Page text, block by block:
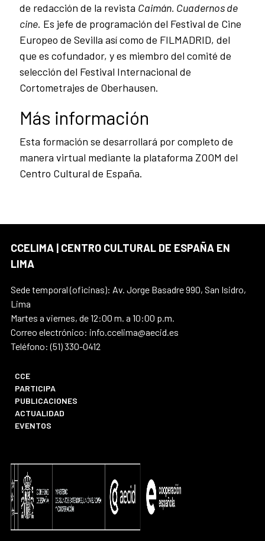
de redacción de la revista Caimán. Cuadernos de
cine. Es jefe de programación del Festival de Cine
Europeo de Sevilla así como de FILMADRID, del
que es cofundador, y es miembro del comité de
selección del Festival Internacional de
Cortometrajes de Oberhausen.
Más información
Esta formación se desarrollará por completo de
manera virtual mediante la plataforma ZOOM del
Centro Cultural de España.
CCELIMA | CENTRO CULTURAL DE ESPAÑA EN
LIMA
Sede temporal (oficinas): Av. Jorge Basadre 990, San Isidro,
Lima
Martes a viernes, de 12:00 m. a 10:00 p.m.
Correo electrónico: info.ccelima@aecid.es
Teléfono: (51) 330-0412
CCE
PARTICIPA
PUBLICACIONES
ACTUALIDAD
EVENTOS